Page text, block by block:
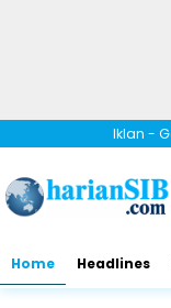
Iklan -
Home Headlines